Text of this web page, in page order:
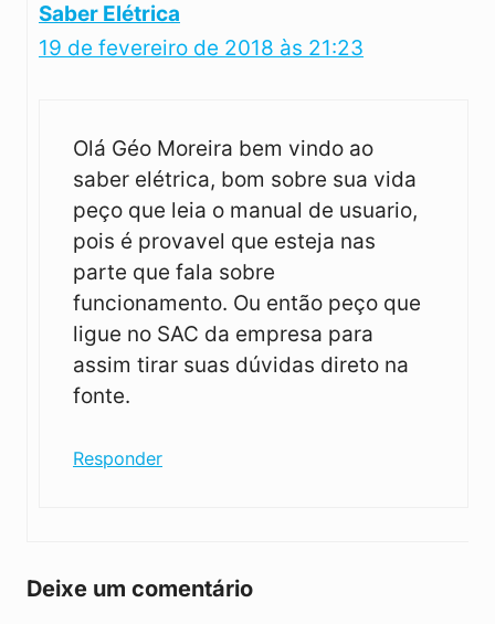
Saber Elétrica
19 de fevereiro de 2018 às 21:23
Olá Géo Moreira bem vindo ao
saber elétrica, bom sobre sua vida
peço que leia o manual de usuario,
pois é provavel que esteja nas
parte que fala sobre
funcionamento. Ou então peço que
ligue no SAC da empresa para
assim tirar suas dúvidas direto na
fonte.
Responder
Deixe um comentário